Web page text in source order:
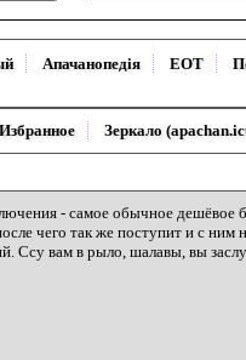
Апачанопедiя ЕОТ
Избранное Зеркало
- самое обычное дешёвое
чего так же поступит и с
Ссу вам в рыло, шалавы, вы